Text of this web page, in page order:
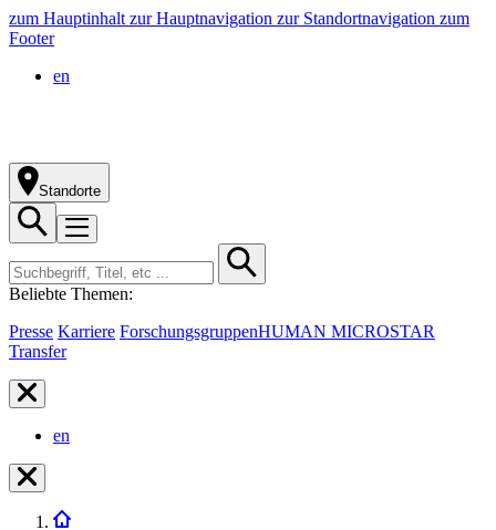
zum Hauptinhalt zur Hauptnavigation zur Standortnavigation zum
Footer
en
Standorte
Beliebte Themen:
Presse Karriere ForschungsgruppenHUMAN MICROSTAR
Transfer
en